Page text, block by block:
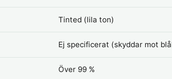
Tinted (lila ton)
Ej specificerat (skyddar mot
Över 99 %